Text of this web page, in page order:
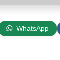
WhatsApp